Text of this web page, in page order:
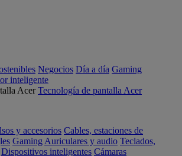
Negocios Día a día Gaming
inteligente
Tecnología de pantalla Acer
y accesorios Cables, estaciones de
Gaming Auriculares y audio Teclados,
Dispositivos inteligentes Cámaras